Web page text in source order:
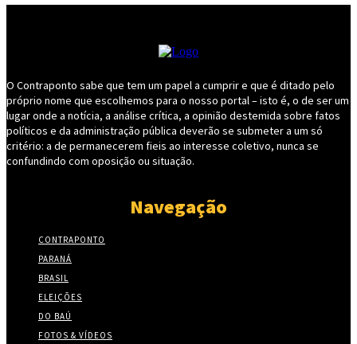
O Contraponto sabe que tem um papel a cumprir e que é ditado pelo
próprio nome que escolhemos para o nosso portal – isto é, o de ser um
lugar onde a notícia, a análise crítica, a opinião destemida sobre fatos
políticos e da administração pública deverão se submeter a um só
critério: a de permanecerem fieis ao interesse coletivo, nunca se
confundindo com oposição ou situação.
Navegação
CONTRAPONTO
PARANÁ
BRASIL
ELEIÇÕES
DO BAÚ
FOTOS & VÍDEOS